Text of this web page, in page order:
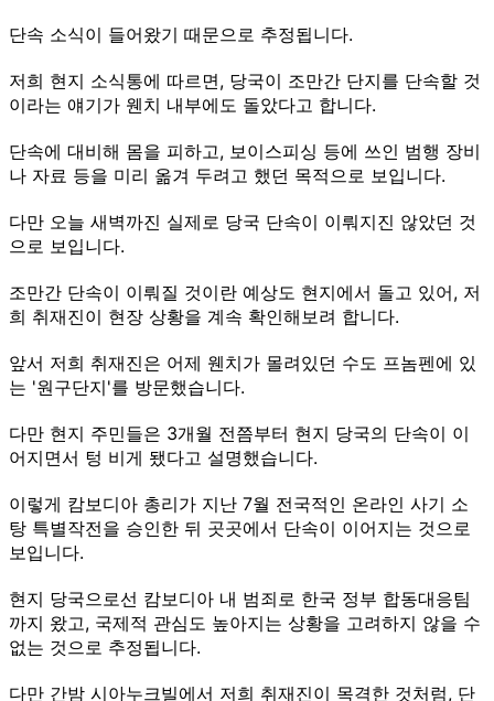
단속 소식이 들어왔기 때문으로 추정됩니다.
저희 현지 소식통에 따르면, 당국이 조만간 단지를 단속할 것
이라는 얘기가 웬치 내부에도 돌았다고 합니다.
단속에 대비해 몸을 피하고, 보이스피싱 등에 쓰인 범행 장비
나 자료 등을 미리 옮겨 두려고 했던 목적으로 보입니다.
다만 오늘 새벽까진 실제로 당국 단속이 이뤄지진 않았던 것
으로 보입니다.
조만간 단속이 이뤄질 것이란 예상도 현지에서 돌고 있어, 저
희 취재진이 현장 상황을 계속 확인해보려 합니다.
앞서 저희 취재진은 어제 웬치가 몰려있던 수도 프놈펜에 있
는 '원구단지'를 방문했습니다.
다만 현지 주민들은 3개월 전쯤부터 현지 당국의 단속이 이
어지면서 텅 비게 됐다고 설명했습니다.
이렇게 캄보디아 총리가 지난 7월 전국적인 온라인 사기 소
탕 특별작전을 승인한 뒤 곳곳에서 단속이 이어지는 것으로
보입니다.
현지 당국으로선 캄보디아 내 범죄로 한국 정부 합동대응팀
까지 왔고, 국제적 관심도 높아지는 상황을 고려하지 않을 수
없는 것으로 추정됩니다.
다만 간밤 시아누크빌에서 저희 취재진이 목격한 것처럼, 단